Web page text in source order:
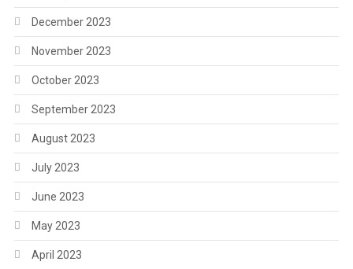
December 2023
November 2023
October 2023
September 2023
August 2023
July 2023
June 2023
May 2023
April 2023